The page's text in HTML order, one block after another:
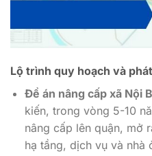
Lộ trình quy hoạch và
Đề án nâng cấp xã Nội
kiến, trong vòng 5-10
nâng cấp lên quận, mở
hạ tầng, dịch vụ và nhà